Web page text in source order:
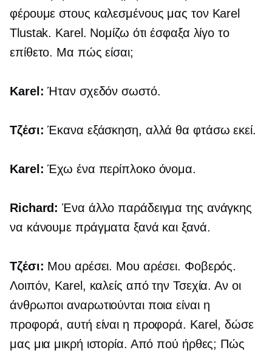
φέρουμε στους καλεσμένους μας τον Karel
Tlustak. Karel. Νομίζω ότι έσφαξα λίγο το
επίθετο. Μα πώς είσαι;
Karel: Ήταν σχεδόν σωστό.
Τζέσι: Έκανα εξάσκηση, αλλά θα φτάσω εκεί.
Karel: Έχω ένα περίπλοκο όνομα.
Richard: Ένα άλλο παράδειγμα της ανάγκης
να κάνουμε πράγματα ξανά και ξανά.
Τζέσι: Μου αρέσει. Μου αρέσει. Φοβερός.
Λοιπόν, Karel, καλείς από την Τσεχία. Αν οι
άνθρωποι αναρωτιούνται ποια είναι η
προφορά, αυτή είναι η προφορά. Karel, δώσε
μας μια μικρή ιστορία. Από πού ήρθες; Πώς